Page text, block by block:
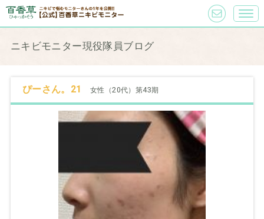
ニキビモニター現役隊員ブログ
ぴーさん。21 女性（20代）第43期